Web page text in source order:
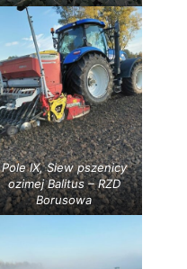
Pole IX, Siew pszenicy
ozimej Balitus – RZD
Borusowa